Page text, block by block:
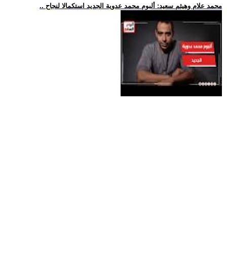
.. محمد علام وهيثم سعيد: ألبوم محمد عدوية الجديد استكمالا لنجاح